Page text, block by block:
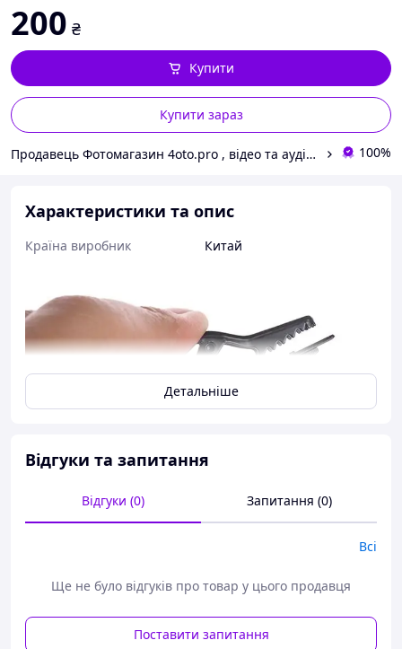
200 ₴
Купити зараз
Купити
Продавець Фотомагазин 4oto.pro , відео та аудіо обладнання, студійне світло та відеосвітло. 100%
Характеристики та опис
Країна виробник Китай
Детальніше
Відгуки та запитання
Відгуки (0) Запитання (0)
Всі
Ще не було відгуків про товар у цього продавця
Поставити запитання